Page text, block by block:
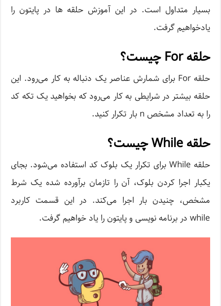
بسیار متداول است. در این آموزش حلقه ها در پایتون را
یادخواهیم گرفت.
حلقه For چیست؟
حلقه For برای شمارش عناصر یک دنباله به‌ کار می‌رود. این
حلقه بیشتر در شرایطی به کار می‌رود که بخواهید یک تکه کد
را به تعداد مشخص n بار تکرار کنید.
حلقه While چیست؟
حلقه While برای تکرار یک بلوک کد استفاده می‌شود. بجای
یکبار اجرا کردن بلوک، آن را تازمان برآورده شده یک شرط
مشخص، چنیدن بار اجرا می‌کند. در این قسمت کاربرد
while در برنامه نویسی و پایتون را یاد خواهیم گرفت.